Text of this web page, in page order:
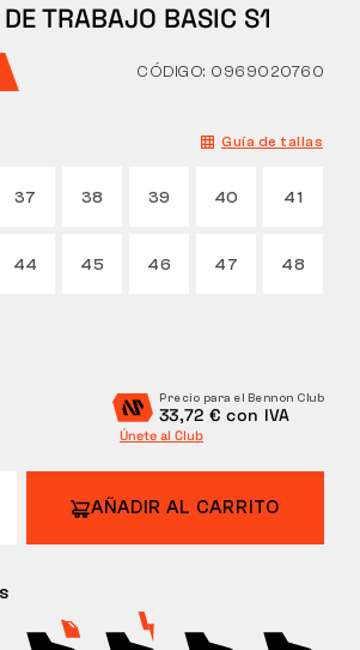
TRABAJO BASIC S1
CÓDIGO: 0969020760
Guía de tallas
37 38 39 40 41
44 45 46 47 48
Precio para el Bennon Club
33,72 € con IVA
Únete al Club
AÑADIR AL CARRITO